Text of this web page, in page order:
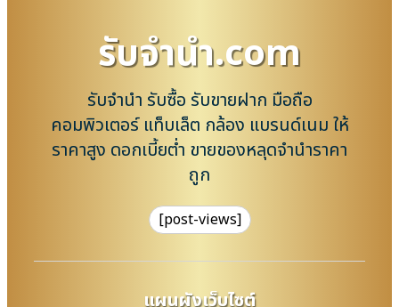
รับจํานํา.com
รับจำนำ รับซื้อ รับขายฝาก มือถือ
คอมพิวเตอร์ แท็บเล็ต กล้อง แบรนด์เนม ให้
ราคาสูง ดอกเบี้ยต่ำ ขายของหลุดจำนำราคา
ถูก
[post-views]
แผนผังเว็บไซต์